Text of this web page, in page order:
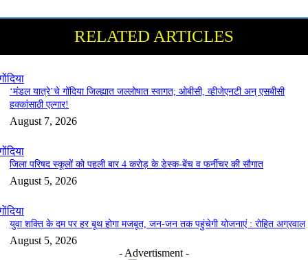
RELATED ARTICLES
‘मंडल यात्रे’चे गोंदिया जिल्ह्यात जल्लोषात स्वागत; ओबीसी, व्हीजेएनटी अन् एसबीसी
हक्कांसाठी एल्गार!
August 7, 2026
जिला परिषद स्कूलों को पहली बार 4 करोड़ के डेस्क-बेंच व फर्नीचर की सौगात
August 5, 2026
युवा शक्ति के दम पर हर बूथ होगा मजबूत, जन-जन तक पहुंचेगी योजनाएं : रोहित अग्रवाल
August 5, 2026
- Advertisment -